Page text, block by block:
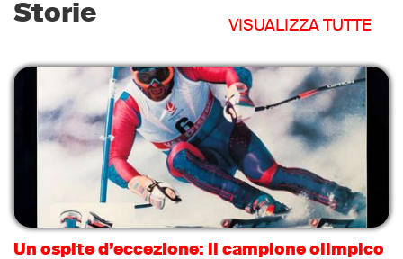
Storie VISUALIZZA TUTTE
Un ospite d’eccezione: il campione olimpico